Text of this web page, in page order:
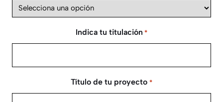
Indica tu titulación *
Título de tu proyecto *